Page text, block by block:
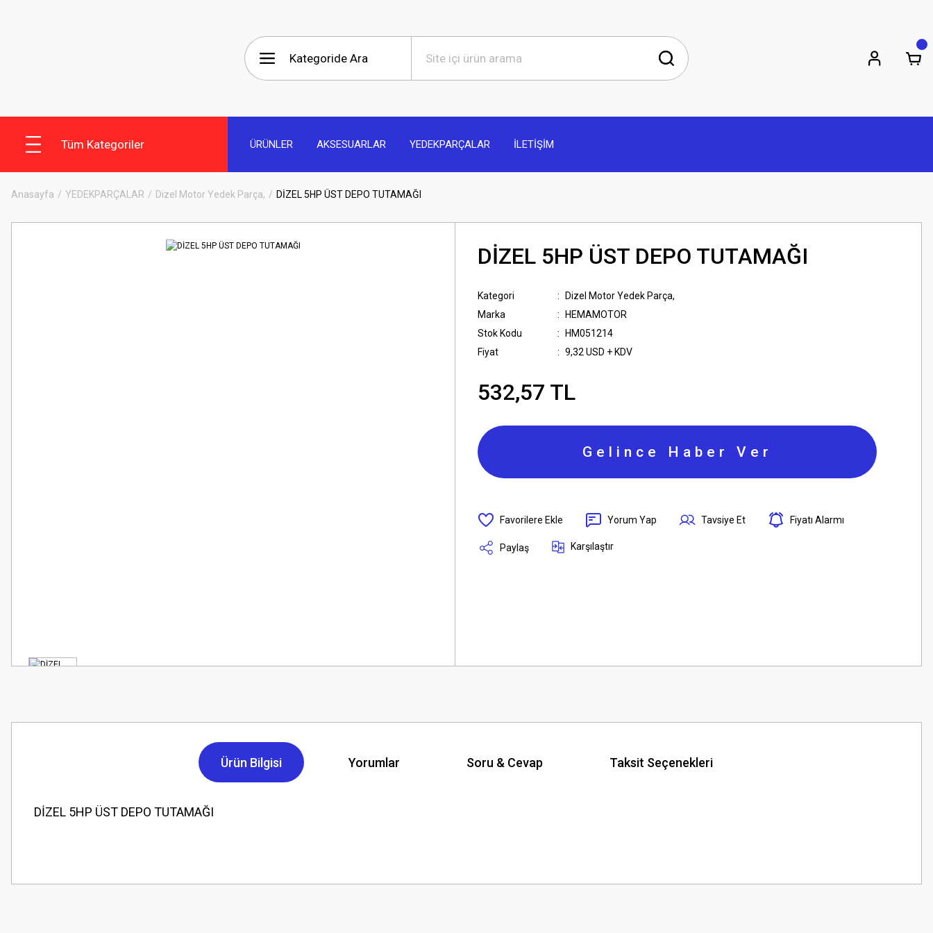
Tüm Kategoriler ÜRÜNLER AKSESUARLAR YEDEKPARÇALAR İLETİŞİM
Anasayfa YEDEKPARÇALAR Dizel Motor Yedek Parça, DİZEL 5HP ÜST DEPO TUTAMAĞI
DİZEL 5HP ÜST DEPO TUTAMAĞI
Kategori
Dizel Motor Yedek Parça,
Marka
HEMAMOTOR
Stok Kodu
HM051214
Fiyat
9,32 USD + KDV
532,57 TL
Gelince Haber Ver
Yorum Yap Tavsiye Et Fiyatı Alarmı
Paylaş Karşılaştır
Ürün Bilgisi Yorumlar Soru & Cevap Taksit Seçenekleri
DİZEL 5HP ÜST DEPO TUTAMAĞI